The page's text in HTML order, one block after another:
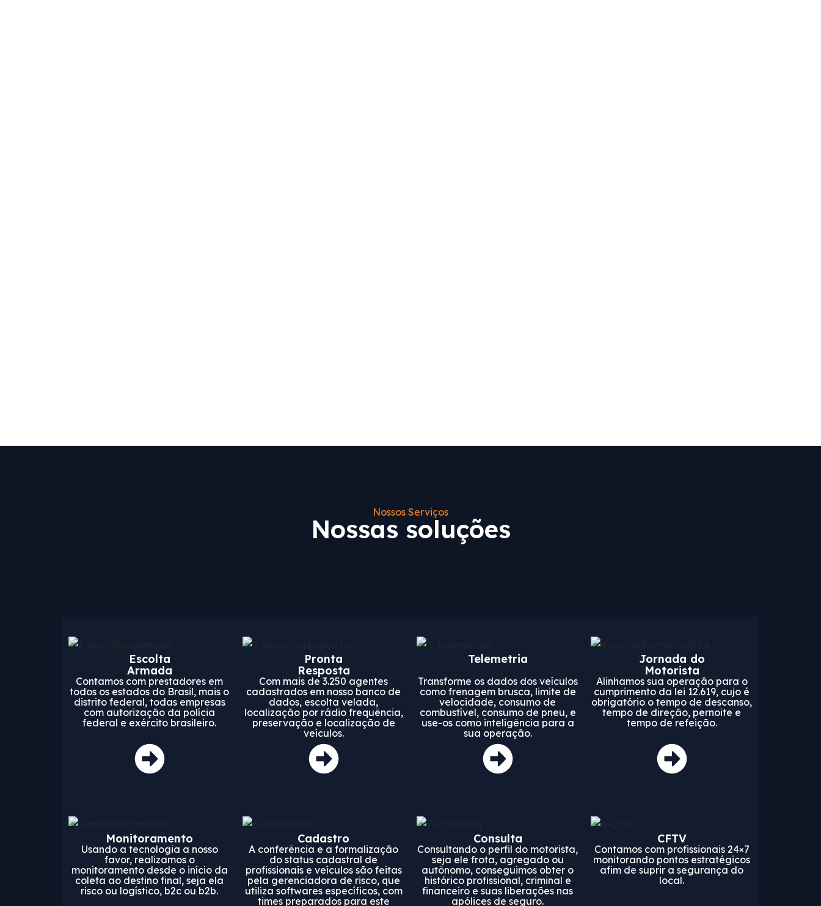
Nossos Serviços
Nossas soluções
Escolta
Armada
Contamos com prestadores em
todos os estados do Brasil, mais o
distrito federal, todas empresas
com autorização da polícia
federal e exército brasileiro.
Pronta
Resposta
Com mais de 3.250 agentes
cadastrados em nosso banco de
dados, escolta velada,
localização por rádio frequência,
preservação e localização de
veículos.
Telemetria
Transforme os dados dos veículos
como frenagem brusca, limite de
velocidade, consumo de
combustível, consumo de pneu, e
use-os como inteligência para a
sua operação.
Jornada do
Motorista
Alinhamos sua operação para o
cumprimento da lei 12.619, cujo é
obrigatório o tempo de descanso,
tempo de direção, pernoite e
tempo de refeição.
Monitoramento
Usando a tecnologia a nosso
favor, realizamos o
monitoramento desde o início da
coleta ao destino final, seja ela
risco ou logístico, b2c ou b2b.
Cadastro
A conferência e a formalização
do status cadastral de
profissionais e veículos são feitas
pela gerenciadora de risco, que
utiliza softwares específicos, com
times preparados para este
Consulta
Consultando o perfil do motorista,
seja ele frota, agregado ou
autônomo, conseguimos obter o
histórico profissional, criminal e
financeiro e suas liberações nas
apólices de seguro.
CFTV
Contamos com profissionais 24×7
monitorando pontos estratégicos
afim de suprir a segurança do
local.